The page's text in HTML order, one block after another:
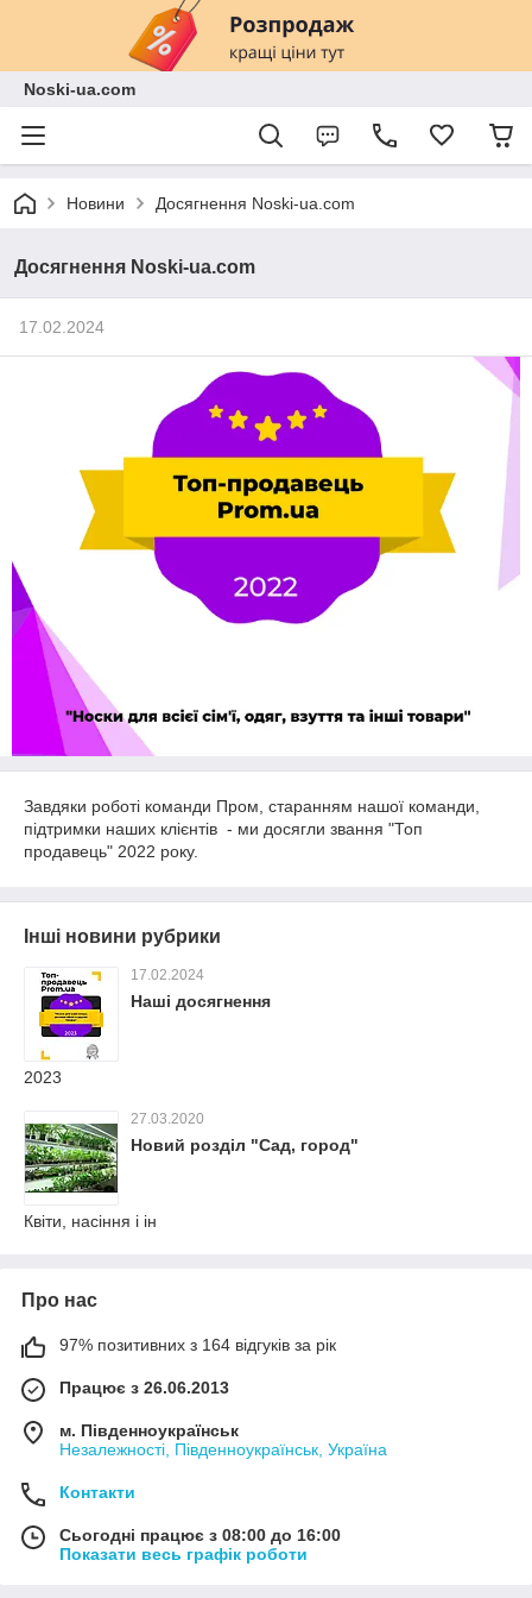
Noski-ua.com
Новини Досягнення Noski-ua.com
Досягнення Noski-ua.com
17.02.2024
Завдяки роботі команди Пром, старанням нашої команди,
підтримки наших клієнтів - ми досягли звання "Топ
продавець" 2022 року.
Інші новини рубрики
17.02.2024
Наші досягнення
2023
27.03.2020
Новий розділ "Сад, город"
Квіти, насіння і ін
Про нас
97% позитивних з 164 відгуків за рік
Працює з 26.06.2013
м. Південноукраїнськ
Незалежності, Південноукраїнськ, Україна
Контакти
Сьогодні працює з 08:00 до 16:00
Показати весь графік роботи